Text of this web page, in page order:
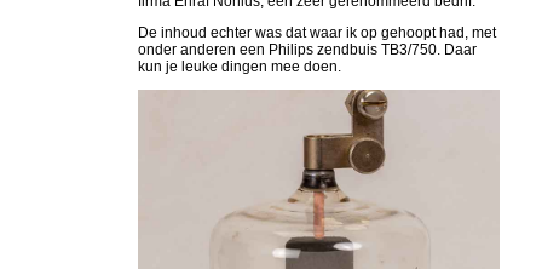
De inhoud echter was dat waar ik op gehoopt had, met
onder anderen een Philips zendbuis TB3/750. Daar
kun je leuke dingen mee doen.